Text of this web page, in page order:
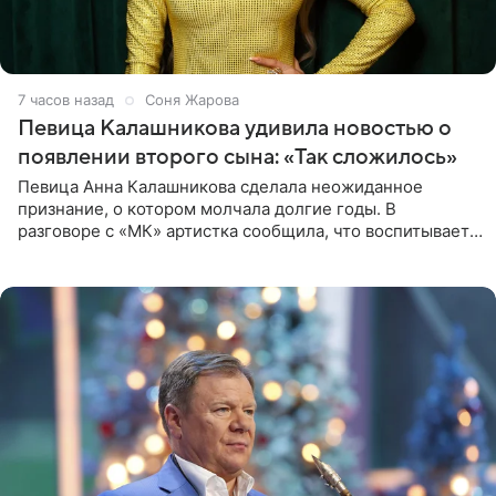
7 часов назад Соня Жарова
Певица Калашникова удивила новостью о
появлении второго сына: «Так сложилось»
Певица Анна Калашникова сделала неожиданное
признание, о котором молчала долгие годы. В
разговоре с «МК» артистка сообщила, что воспитывает